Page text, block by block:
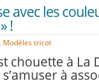
avec les
!
, Modèles tricot
chouette à La
s’amuser à